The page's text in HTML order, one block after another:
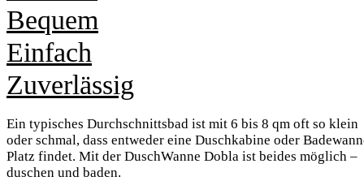
Ein typisches Durchschnittsbad ist mit 6 bis 8 qm oft so klein
oder schmal, dass entweder eine Duschkabine oder
Platz findet. Mit der DuschWanne Dobla ist beides möglich –
duschen und baden.
Bequem
Einfach
Zuverlässig